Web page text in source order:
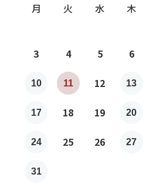
月 火 水 木
3
4 5 6
10 11 12 13
17 18 19 20
24 25 26 27
31